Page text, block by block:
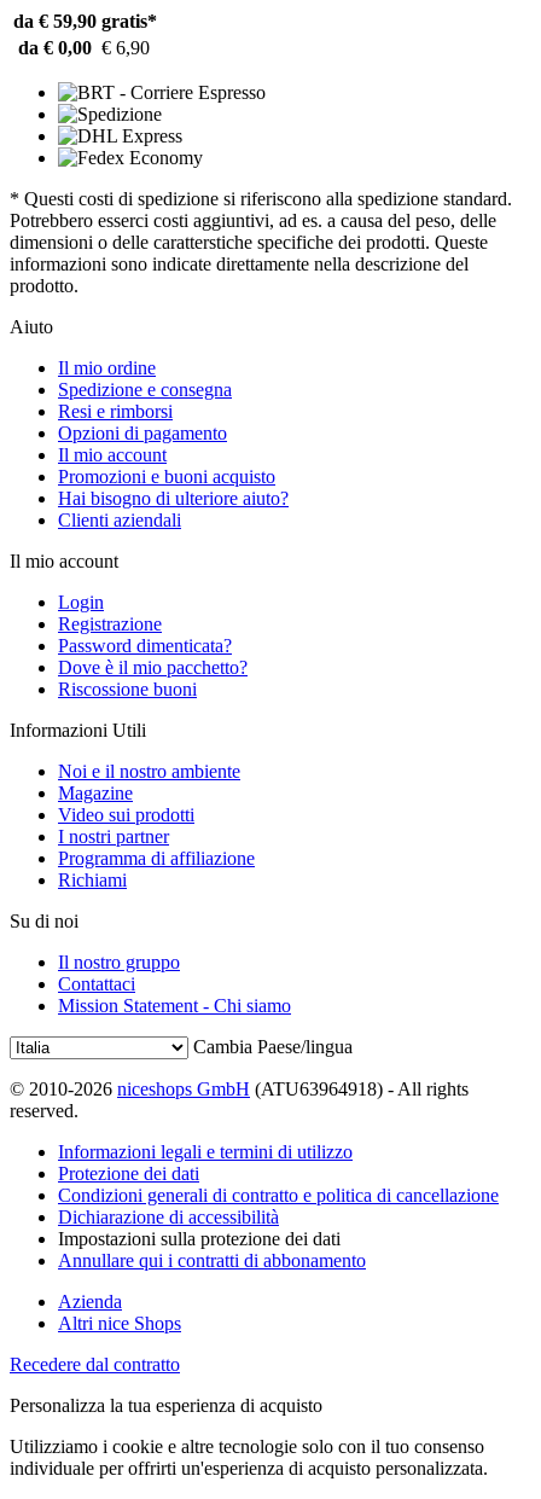
da € 59,90 gratis*
da € 0,00 € 6,90
* Questi costi di spedizione si riferiscono alla spedizione standard.
Potrebbero esserci costi aggiuntivi, ad es. a causa del peso, delle
dimensioni o delle caratterstiche specifiche dei prodotti. Queste
informazioni sono indicate direttamente nella descrizione del
prodotto.
Aiuto
Il mio ordine
Spedizione e consegna
Resi e rimborsi
Opzioni di pagamento
Il mio account
Promozioni e buoni acquisto
Hai bisogno di ulteriore aiuto?
Clienti aziendali
Il mio account
Login
Registrazione
Password dimenticata?
Dove è il mio pacchetto?
Riscossione buoni
Informazioni Utili
Noi e il nostro ambiente
Magazine
Video sui prodotti
I nostri partner
Programma di affiliazione
Richiami
Su di noi
Il nostro gruppo
Contattaci
Mission Statement - Chi siamo
Cambia Paese/lingua
© 2010-2026 niceshops GmbH (ATU63964918) - All rights
reserved.
Informazioni legali e termini di utilizzo
Protezione dei dati
Condizioni generali di contratto e politica di cancellazione
Dichiarazione di accessibilità
Impostazioni sulla protezione dei dati
Annullare qui i contratti di abbonamento
Azienda
Altri nice Shops
Recedere dal contratto
Personalizza la tua esperienza di acquisto
Utilizziamo i cookie e altre tecnologie solo con il tuo consenso
individuale per offrirti un'esperienza di acquisto personalizzata.